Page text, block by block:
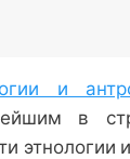
и
в
этнологии